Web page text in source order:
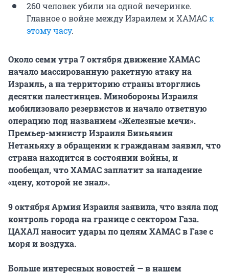
260 человек убили на одной вечеринке.
Главное о войне между Израилем и ХАМАСк
этому часу.
Около семи утра 7 октября движение ХАМАС
начало массированную ракетную атаку на
Израиль, а на территорию страны вторглись
десятки палестинцев. Минобороны Израиля
мобилизовало резервистов и начало ответную
операцию под названием «Железные мечи».
Премьер-министр Израиля Биньямин
Нетаньяху в обращении к гражданам заявил, что
страна находится в состоянии войны, и
пообещал, что ХАМАС заплатит за нападение
«цену, которой не знал».
9 октября Армия Израиля заявила, что взяла под
контроль города на границе с сектором Газа.
ЦАХАЛ наносит удары по целям ХАМАС в Газе с
моря и воздуха.
Больше интересных новостей — в нашем